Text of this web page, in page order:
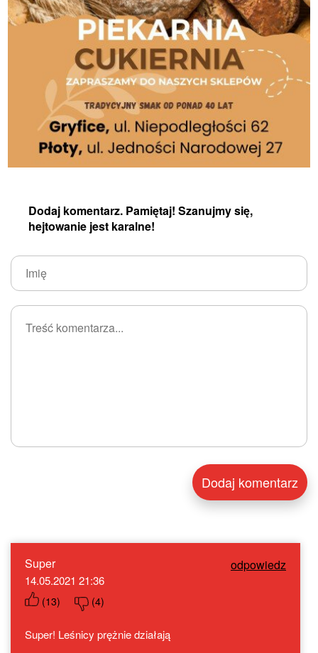
Dodaj komentarz. Pamiętaj! Szanujmy się,
hejtowanie jest karalne!
Super odpowiedz
14.05.2021 21:36
(13) (4)
Super! Leśnicy prężnie działają